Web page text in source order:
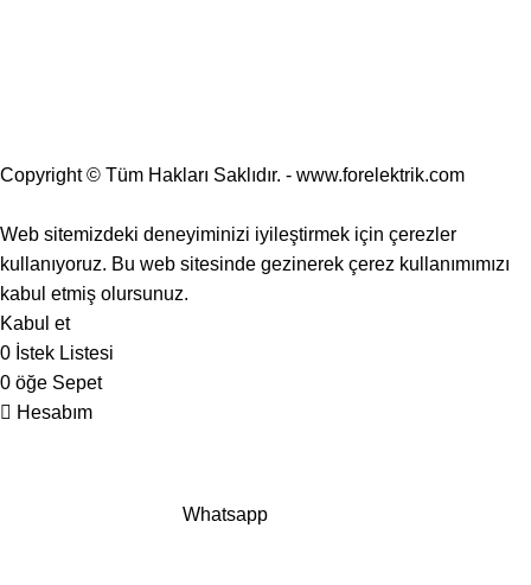
Copyright © Tüm Hakları Saklıdır. - www.forelektrik.com
Web sitemizdeki deneyiminizi iyileştirmek için çerezler
kullanıyoruz. Bu web sitesinde gezinerek çerez kullanımımızı
kabul etmiş olursunuz.
Kabul et
0 İstek Listesi
0 öğe Sepet
Hesabım
Whatsapp